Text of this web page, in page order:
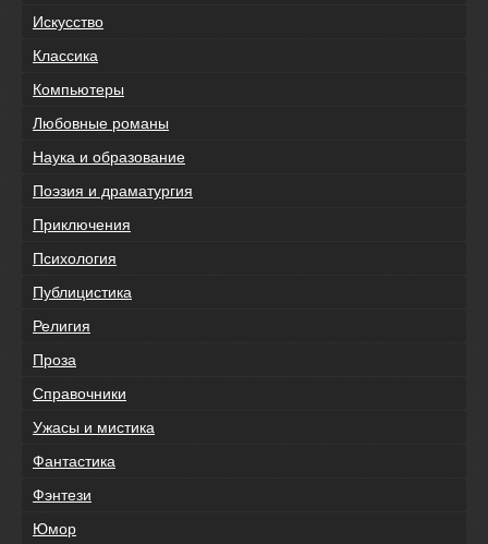
Искусство
Классика
Компьютеры
Любовные романы
Наука и образование
Поэзия и драматургия
Приключения
Психология
Публицистика
Религия
Проза
Справочники
Ужасы и мистика
Фантастика
Фэнтези
Юмор